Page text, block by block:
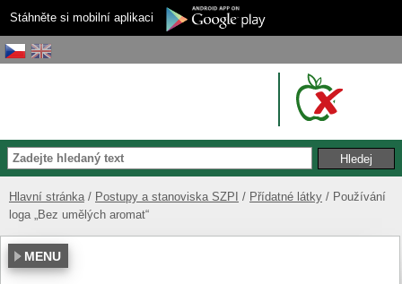
Stáhněte si mobilní aplikaci
Hlavní stránka Postupy a stanoviska SZPI Přídatné látky
Používání
loga „Bez umělých aromat“
MENU